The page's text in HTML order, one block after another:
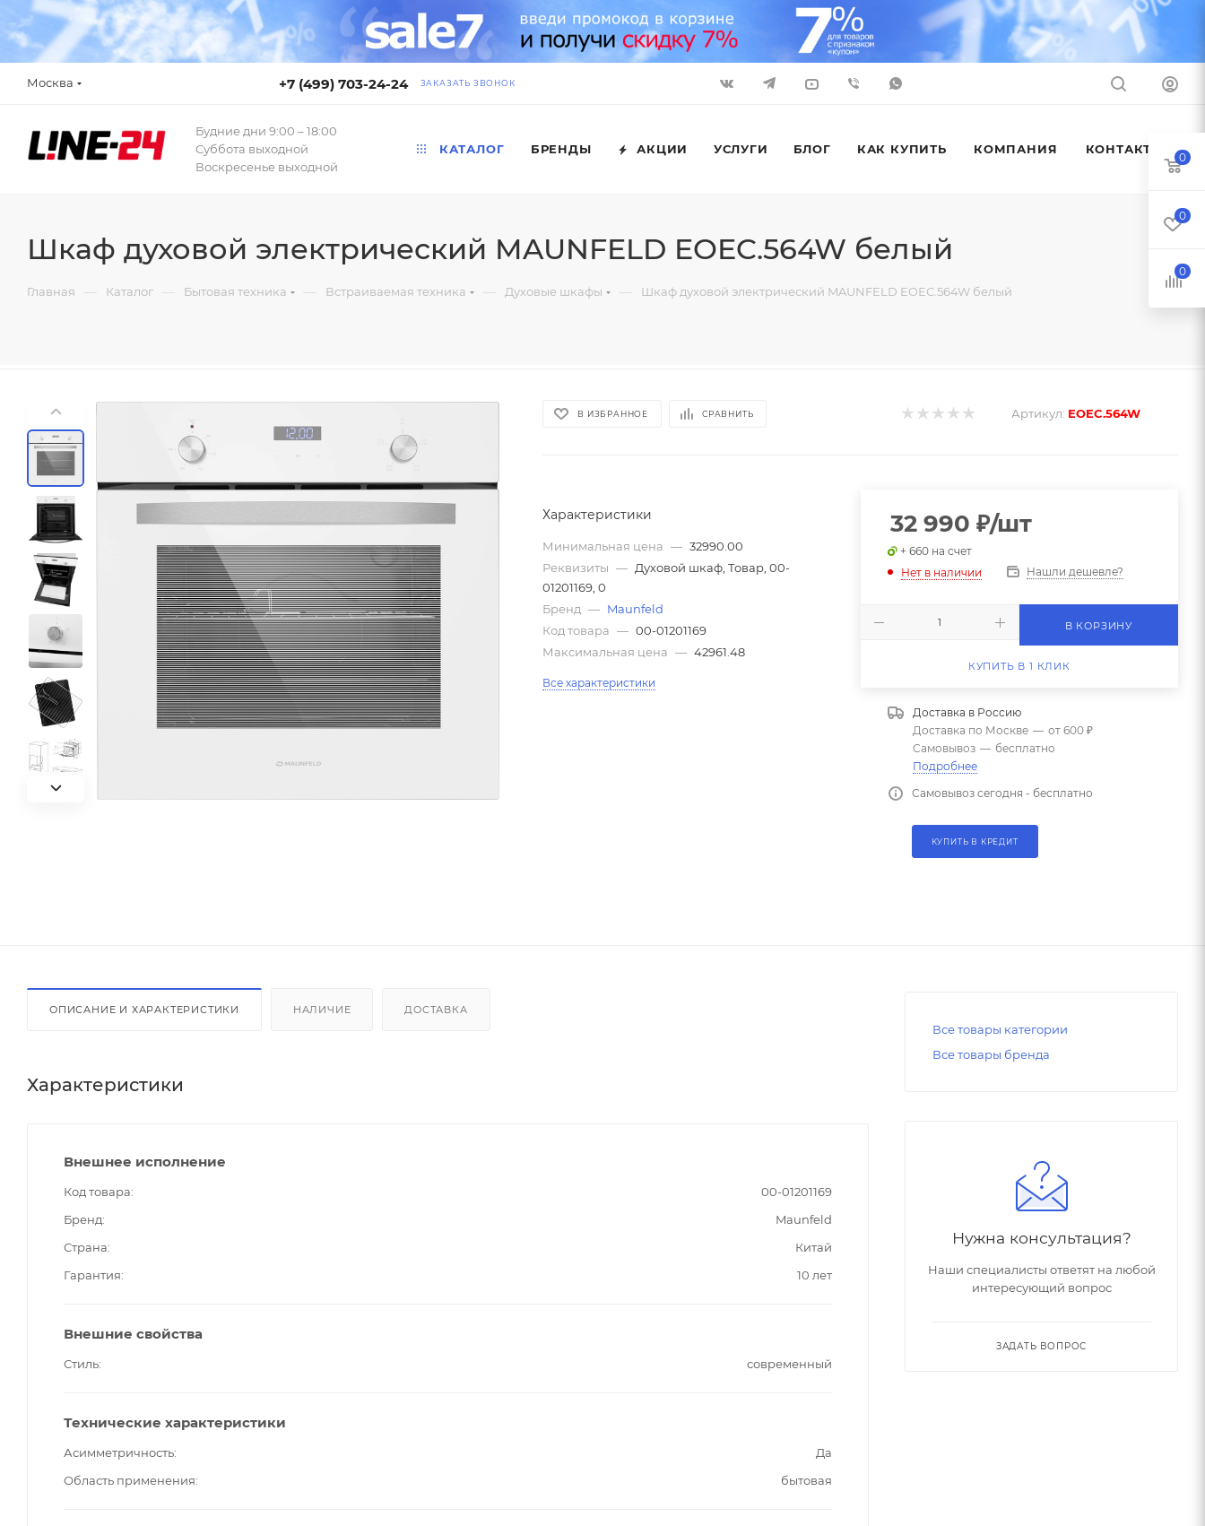
Москва +7 (499) 703-24-24 ЗАКАЗАТЬ ЗВОНОК
Будние дни 9:00 – 18:00
Суббота выходной
Воскресенье выходной
КАТАЛОГ БРЕНДЫ АКЦИИ УСЛУГИ БЛОГ КАК КУПИТЬ КОМПАНИЯ КОНТАКТЫ
Шкаф духовой электрический MAUNFELD EOEC.564W белый
Главная — Каталог — Бытовая техника — Встраиваемая техника — Духовые шкафы — Шкаф духовой электрический MAUNFELD EOEC.564W белый
В ИЗБРАННОЕ СРАВНИТЬ Артикул: EOEC.564W
Характеристики
Минимальная цена — 32990.00
Реквизиты — Духовой шкаф, Товар, 00-
01201169, 0
Бренд — Maunfeld
Код товара — 00-01201169
Максимальная цена — 42961.48
Все характеристики
32 990 ₽/шт
+ 660 на счет
Нет в наличии
Нашли дешевле?
В КОРЗИНУ
КУПИТЬ В 1 КЛИК
Доставка в Россию
Доставка по Москве — от 600 ₽
Самовывоз — бесплатно
Подробнее
Самовывоз сегодня - бесплатно
КУПИТЬ В КРЕДИТ
ОПИСАНИЕ И ХАРАКТЕРИСТИКИ НАЛИЧИЕ ДОСТАВКА
Характеристики
Внешнее исполнение
Код товара
00-01201169
Бренд
Maunfeld
Страна
Китай
Гарантия
10 лет
Внешние свойства
Стиль современный
Технические характеристики
Асимметричность
Да
Область применения
бытовая
Все товары категории
Все товары бренда
Нужна консультация?
Наши специалисты ответят на любой
интересующий вопрос
ЗАДАТЬ ВОПРОС
0
0
0